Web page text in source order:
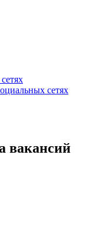
сетях
вакансий